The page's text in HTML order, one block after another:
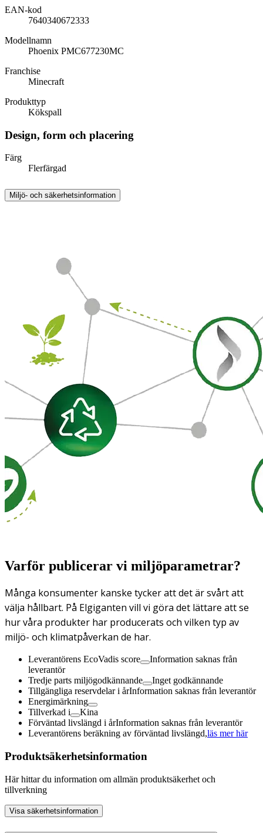
EAN-kod
7640340672333
Modellnamn
Phoenix PMC677230MC
Franchise
Minecraft
Produkttyp
Kökspall
Design, form och placering
Färg
Flerfärgad
Miljö- och säkerhetsinformation
Varför publicerar vi miljöparametrar?
Många konsumenter kanske tycker att det är svårt att
välja hållbart. På Elgiganten vill vi göra det lättare att se
hur våra produkter har producerats och vilken typ av
miljö- och klimatpåverkan de har.
Leverantörens EcoVadis score
Information saknas från
leverantör
Tredje parts miljögodkännande
Inget godkännande
Tillgängliga reservdelar i årInformation saknas från leverantör
Energimärkning
Tillverkad i
Kina
Förväntad livslängd i årInformation saknas från leverantör
Leverantörens beräkning av förväntad livslängd,läs mer här
Produktsäkerhetsinformation
Här hittar du information om allmän produktsäkerhet och
tillverkning
Visa säkerhetsinformation